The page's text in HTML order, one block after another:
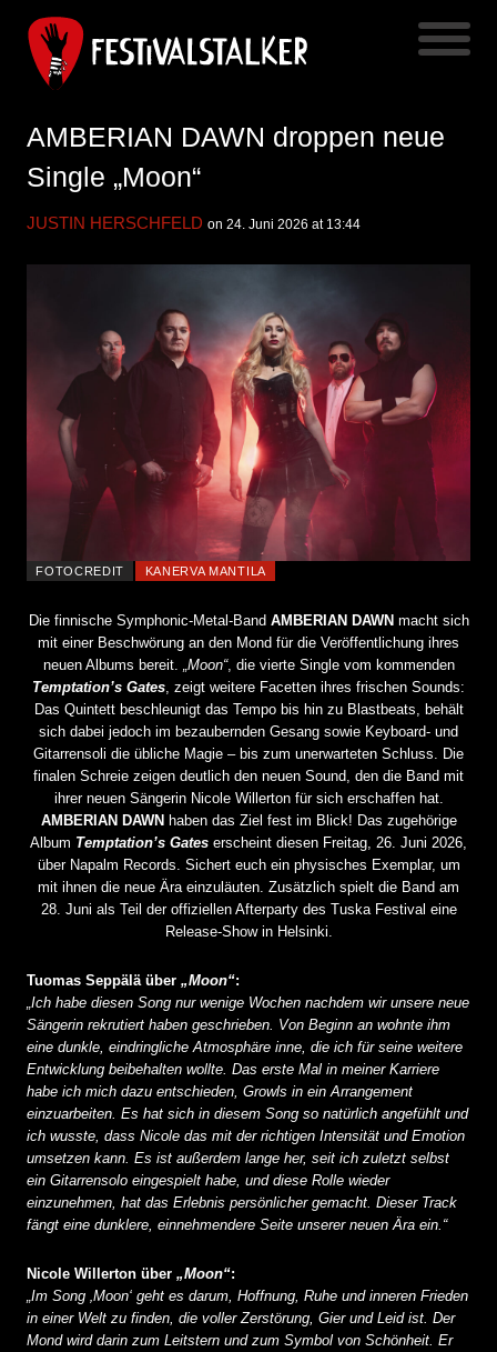
AMBERIAN DAWN droppen neue
Single „Moon“
JUSTIN HERSCHFELD on 24. Juni 2026 at 13:44
FOTOCREDIT KANERVA MANTILA
Die finnische Symphonic-Metal-Band AMBERIAN DAWNmacht sich
mit einer Beschwörung an den Mond für die Veröffentlichung ihres
neuen Albums bereit.
„Moon“, die vierte Single vom kommenden
Temptation’s Gates , zeigt weitere Facetten ihres frischen Sounds:
Das Quintett beschleunigt das Tempo bis hin zu Blastbeats, behält
sich dabei jedoch im bezaubernden Gesang sowie Keyboard- und
Gitarrensoli die übliche Magie – bis zum unerwarteten Schluss. Die
finalen Schreie zeigen deutlich den neuen Sound, den die Band mit
ihrer neuen Sängerin Nicole Willerton für sich erschaffen hat.
AMBERIAN DAWNhaben das Ziel fest im Blick! Das zugehörige
Album Temptation’s Gates erscheint diesen Freitag, 26. Juni 2026,
über Napalm Records. Sichert euch ein physisches Exemplar, um
mit ihnen die neue Ära einzuläuten. Zusätzlich spielt die Band am
28. Juni als Teil der offiziellen Afterparty des Tuska Festival eine
Release-Show in Helsinki.
Tuomas Seppälä über „Moon“:
„Ich habe diesen Song nur wenige Wochen nachdem wir unsere neue
Sängerin rekrutiert haben geschrieben. Von Beginn an wohnte ihm
eine dunkle, eindringliche Atmosphäre inne, die ich für seine weitere
Entwicklung beibehalten wollte. Das erste Mal in meiner Karriere
habe ich mich dazu entschieden, Growls in ein Arrangement
einzuarbeiten. Es hat sich in diesem Song so natürlich angefühlt und
ich wusste, dass Nicole das mit der richtigen Intensität und Emotion
umsetzen kann. Es ist außerdem lange her, seit ich zuletzt selbst
ein Gitarrensolo eingespielt habe, und diese Rolle wieder
einzunehmen, hat das Erlebnis persönlicher gemacht. Dieser Track
fängt eine dunklere, einnehmendere Seite unserer neuen Ära ein.“
Nicole Willerton über „Moon“:
„Im Song ‚Moon‘ geht es darum, Hoffnung, Ruhe und inneren Frieden
in einer Welt zu finden, die voller Zerstörung, Gier und Leid ist. Der
Mond wird darin zum Leitstern und zum Symbol von Schönheit. Er